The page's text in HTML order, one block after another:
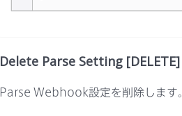
Delete Parse Setting [DELETE]
Parse Webhook設定を削除します。